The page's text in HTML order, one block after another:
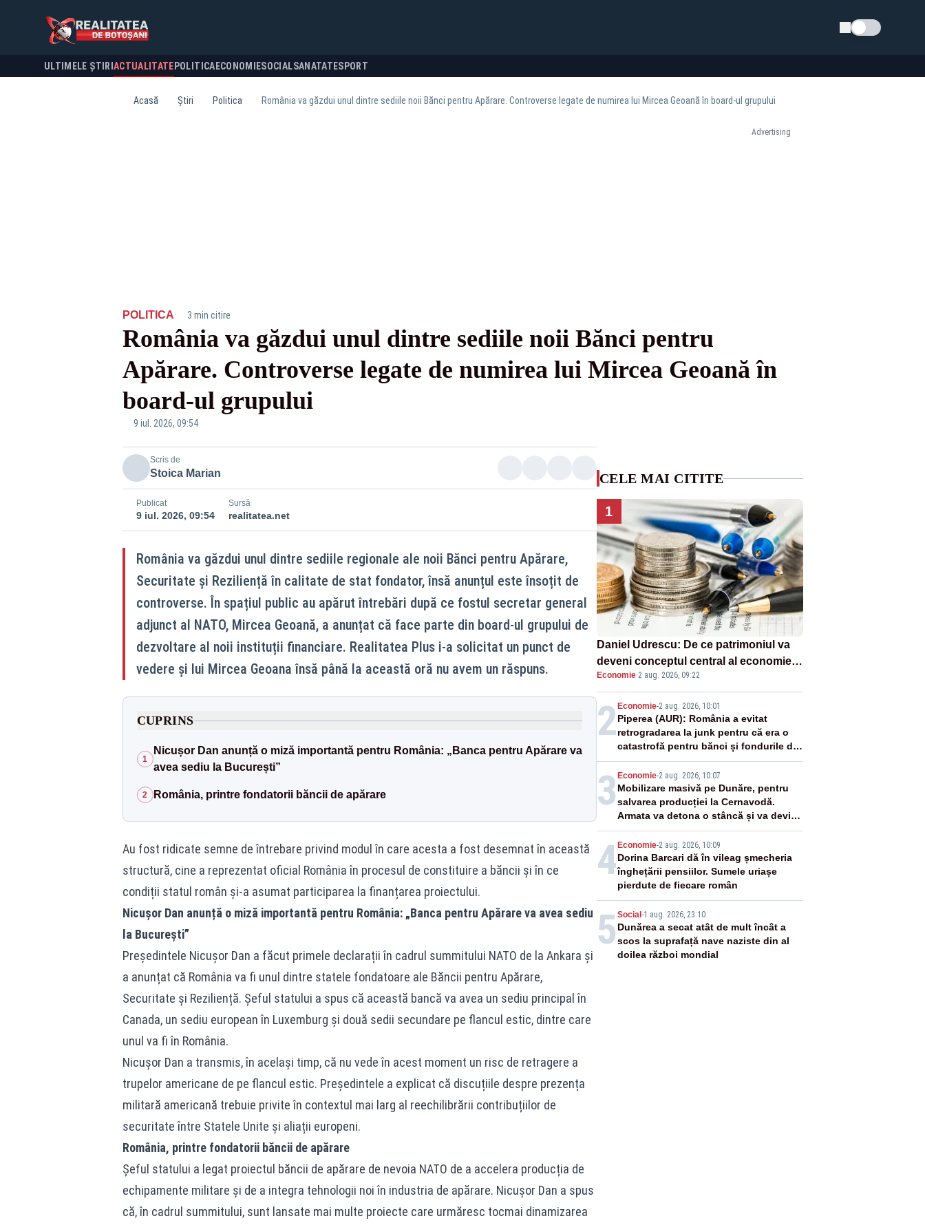
Schimba tema
ULTIMELE ȘTIRI ACTUALITATE POLITICA ECONOMIESOCIALSANATATESPORT
Acasă Știri Politica România va găzdui unul dintre sediile noii Bănci pentru Apărare. Controverse legate de numirea lui Mircea Geoană în board-ul grupului
Advertising
POLITICA· 3 min citire
România va găzdui unul dintre sediile noii Bănci pentru
Apărare. Controverse legate de numirea lui Mircea Geoană în
board-ul grupului
9 iul. 2026, 09:54
Scris de
Stoica Marian
Publicat
9 iul. 2026, 09:54
Sursă
realitatea.net
România va găzdui unul dintre sediile regionale ale noii Bănci pentru Apărare,
Securitate și Reziliență în calitate de stat fondator, însă anunțul este însoțit de
controverse. În spațiul public au apărut întrebări după ce fostul secretar general
adjunct al NATO, Mircea Geoană, a anunțat că face parte din board-ul grupului de
dezvoltare al noii instituții financiare. Realitatea Plus i-a solicitat un punct de
vedere și lui Mircea Geoana însă până la această oră nu avem un răspuns.
CUPRINS
1
Nicușor Dan anunță o miză importantă pentru România: „Banca pentru Apărare va
avea sediu la București”
2 România, printre fondatorii băncii de apărare
Au fost ridicate semne de întrebare privind modul în care acesta a fost desemnat în această
structură, cine a reprezentat oficial România în procesul de constituire a băncii și în ce
condiții statul român și-a asumat participarea la finanțarea proiectului.
Nicușor Dan anunță o miză importantă pentru România: „Banca pentru Apărare va avea sediu
la București”
Președintele Nicușor Dan a făcut primele declarații în cadrul summitului NATO de la Ankara și
a anunțat că România va fi unul dintre statele fondatoare ale Băncii pentru Apărare,
Securitate și Reziliență. Șeful statului a spus că această bancă va avea un sediu principal în
Canada, un sediu european în Luxemburg și două sedii secundare pe flancul estic, dintre care
unul va fi în România.
Nicușor Dan a transmis, în același timp, că nu vede în acest moment un risc de retragere a
trupelor americane de pe flancul estic. Președintele a explicat că discuțiile despre prezența
militară americană trebuie privite în contextul mai larg al reechilibrării contribuțiilor de
securitate între Statele Unite și aliații europeni.
România, printre fondatorii băncii de apărare
Șeful statului a legat proiectul băncii de apărare de nevoia NATO de a accelera producția de
echipamente militare și de a integra tehnologii noi în industria de apărare. Nicușor Dan a spus
că, în cadrul summitului, sunt lansate mai multe proiecte care urmăresc tocmai dinamizarea
CELE MAI CITITE
1
Daniel Udrescu: De ce patrimoniul va
deveni conceptul central al economiei
viitoare?
Economie·2 aug. 2026, 09:22
2 Economie-2 aug. 2026, 10:01
Piperea (AUR): România a evitat
retrogradarea la junk pentru că era o
catastrofă pentru bănci și fondurile de
pensii
3 Economie-2 aug. 2026, 10:07
Mobilizare masivă pe Dunăre, pentru
salvarea producției la Cernavodă.
Armata va detona o stâncă și va devia
apa fluviului - IMAGINI AERIENE
4 Economie-2 aug. 2026, 10:09
Dorina Barcari dă în vileag șmecheria
înghețării pensiilor. Sumele uriașe
pierdute de fiecare român
5 Social -1 aug. 2026, 23:10
Dunărea a secat atât de mult încât a
scos la suprafață nave naziste din al
doilea război mondial